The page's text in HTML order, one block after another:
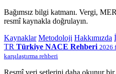
Bağımsız bilgi katmanı. Vergi,
resmî kaynakla doğrulayın.
Kaynaklar Metodoloji Hakkımızda
TR Türkiye NACE Rehberi 2026
karşılaştırma rehberi
Resmî veri setlerini daha okunur bir